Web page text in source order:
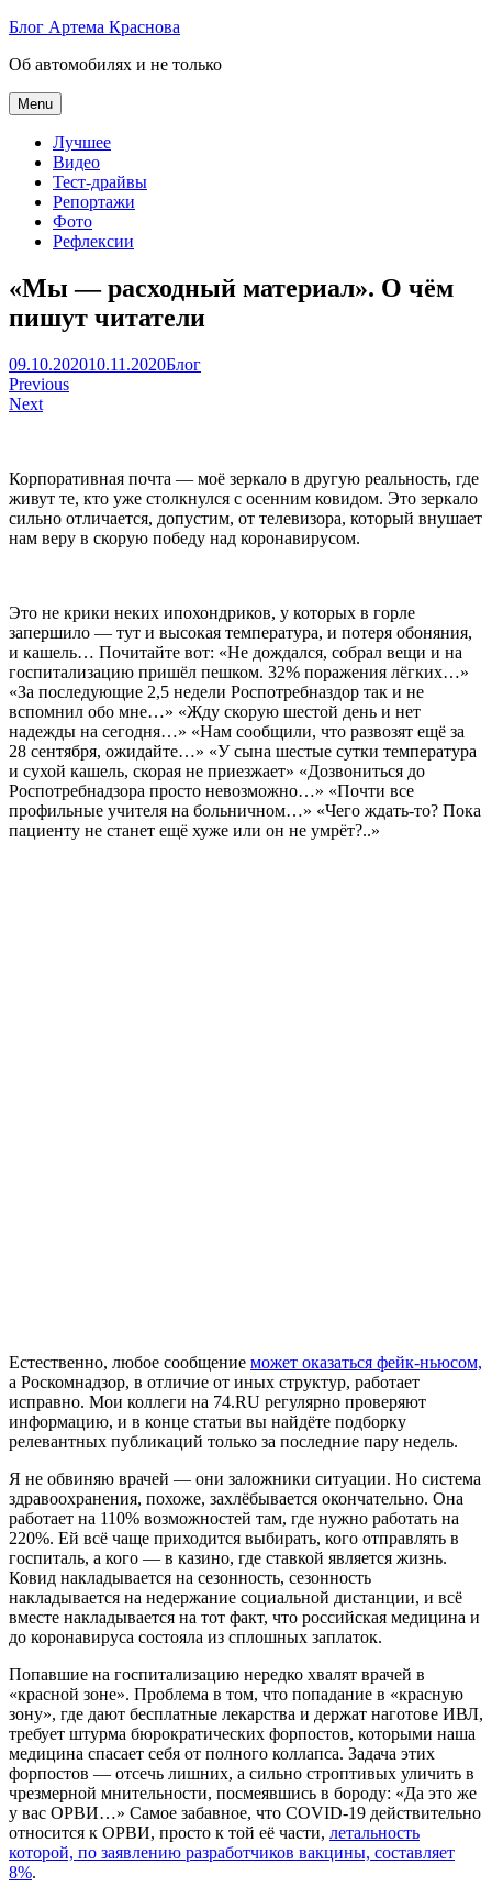
Skip
content
Блог Артема Краснова
Об автомобилях и не только
Menu
Лучшее
Видео
Тест-драйвы
Репортажи
Фото
Рефлексии
«Мы — расходный материал». О чём
пишут читатели
Артем
Краснов
09.10.202010.11.2020Блог
Навигация
по
Previous
Next
Корпоративная почта — моё зеркало в другую реальность, где
живут те, кто уже столкнулся с осенним ковидом. Это зеркало
сильно отличается, допустим, от телевизора, который внушает
нам веру в скорую победу над коронавирусом.
Это не крики неких ипохондриков, у которых в горле
запершило — тут и высокая температура, и потеря обоняния,
и кашель… Почитайте вот: «Не дождался, собрал вещи и на
госпитализацию пришёл пешком. 32% поражения лёгких…»
«За последующие 2,5 недели Роспотребназдор так и не
вспомнил обо мне…» «Жду скорую шестой день и нет
надежды на сегодня…» «Нам сообщили, что развозят ещё за
28 сентября, ожидайте…» «У сына шестые сутки температура
и сухой кашель, скорая не приезжает» «Дозвониться до
Роспотребнадзора просто невозможно…» «Почти все
профильные учителя на больничном…» «Чего ждать-то? Пока
пациенту не станет ещё хуже или он не умрёт?..»
Естественно, любое сообщение может оказаться фейк-ньюсом,
а Роскомнадзор, в отличие от иных структур, работает
исправно. Мои коллеги на 74.RU регулярно проверяют
информацию, и в конце статьи вы найдёте подборку
релевантных публикаций только за последние пару недель.
Я не обвиняю врачей — они заложники ситуации. Но система
здравоохранения, похоже, захлёбывается окончательно. Она
работает на 110% возможностей там, где нужно работать на
220%. Ей всё чаще приходится выбирать, кого отправлять в
госпиталь, а кого — в казино, где ставкой является жизнь.
Ковид накладывается на сезонность, сезонность
накладывается на недержание социальной дистанции, и всё
вместе накладывается на тот факт, что российская медицина и
до коронавируса состояла из сплошных заплаток.
Попавшие на госпитализацию нередко хвалят врачей в
«красной зоне». Проблема в том, что попадание в «красную
зону», где дают бесплатные лекарства и держат наготове ИВЛ,
требует штурма бюрократических форпостов, которыми наша
медицина спасает себя от полного коллапса. Задача этих
форпостов — отсечь лишних, а сильно строптивых уличить в
чрезмерной мнительности, посмеявшись в бороду: «Да это же
у вас ОРВИ…» Самое забавное, что COVID-19 действительно
относится к ОРВИ, просто к той её части, летальность
которой, по заявлению разработчиков вакцины, составляет
8%.